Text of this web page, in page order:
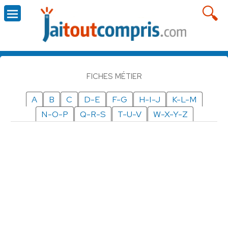
FICHES MÉTIER
A B C D-E F-G H-I-J
K-L-M
N-O-P
Q-R-S T-U-V W-X-Y-Z